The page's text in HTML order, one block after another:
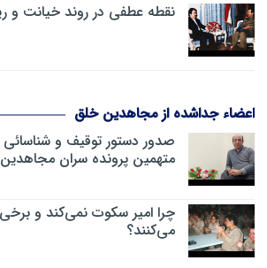
نقطه عطفی در روند خیانت و
اعضاء جداشده از مجاهدین خلق
صدور دستور توقیف و شناسائی
متهمین پرونده سران مجاهدین
چرا امیر سکوت نمی‌کند و
می‌کنند؟